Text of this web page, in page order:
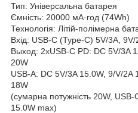
Тип: Універсальна батарея
Ємність: 20000 мА·год (74Wh)
Технологія: Літій-полімерна
Вхід: USB-C (Type-C) 5V/3A,
Выход: 2xUSB-C PD: DC 5V/3A
20W
USB-A: DC 5V/3A 15.0W, 9/V/2A
18W
(сумарна потужність 20W,
15.0W max)